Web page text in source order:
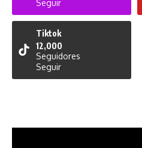
Seguir
Tiktok
12,000
Seguidores
Seguir